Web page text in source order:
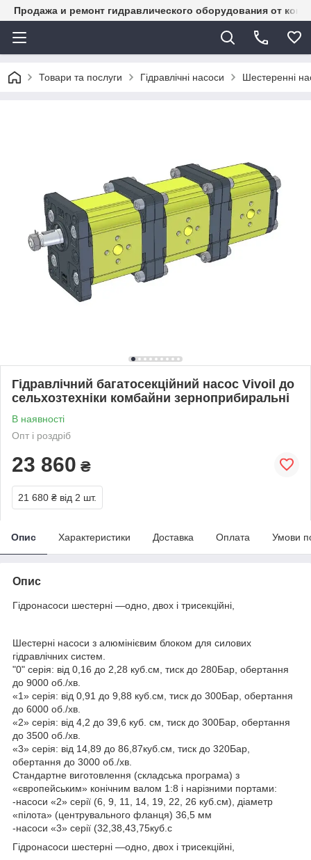
Продажа и ремонт гидравлического оборудования от
Товари та послуги Гідравлічні насоси Шестеренні
Гідравлічний багатосекційний насос Vivoil до
сельхозтехніки комбайни зерноприбиральні
В наявності
Опт і роздріб
23 860 ₴
21 680 ₴ від 2 шт.
Опис Характеристики Доставка Оплата Умови
Опис
Гідронасоси шестерні —одно, двох і трисекційні,
Шестерні насоси з алюмінієвим блоком для силових
гідравлічних систем.
"0" серія: від 0,16 до 2,28 куб.см, тиск до 280Бар, обертання
до 9000 об./хв.
«1» серія: від 0,91 до 9,88 куб.см, тиск до 300Бар, обертання
до 6000 об./хв.
«2» серія: від 4,2 до 39,6 куб. см, тиск до 300Бар, обертання
до 3500 об./хв.
«3» серія: від 14,89 до 86,87куб.см, тиск до 320Бар,
обертання до 3000 об./хв.
Стандартне виготовлення (складська програма) з
«європейським» конічним валом 1:8 і нарізними портами:
-насоси «2» серії (6, 9, 11, 14, 19, 22, 26 куб.см), діаметр
«пілота» (центрувального фланця) 36,5 мм
-насоси «3» серії (32,38,43,75куб.с
Гідронасоси шестерні —одно, двох і трисекційні,